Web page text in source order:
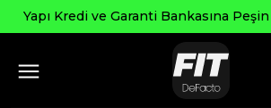
Yapı Kredi ve Garanti Bankasına